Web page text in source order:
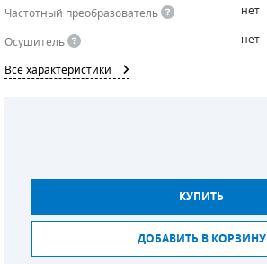
Частотный преобразователь
нет
Осушитель
нет
Все характеристики
КУПИТЬ
ДОБАВИТЬ В КОРЗИНУ
РУКАВА ВЫСОКОГО ДАВЛЕНИЯ (РВД)
ЗАПЧАСТИ ДЛЯ ВИНТОВЫХ КОМПРЕССОРОВ
ДЛЯ АДСОРБЦИОННЫХ ОСУШИТЕЛЕЙ